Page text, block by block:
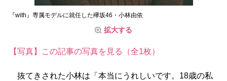
『with』専属モデルに就任した欅坂46・小林由依
拡大する
【写真】この記事の写真を見る（全1枚）
抜てきされた小林は「本当にうれしいです。18歳の私